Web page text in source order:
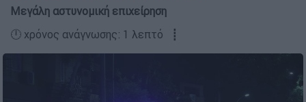
Μεγάλη αστυνομική επιχείρηση
🕛 χρόνος ανάγνωσης: 1 λεπτό ┋